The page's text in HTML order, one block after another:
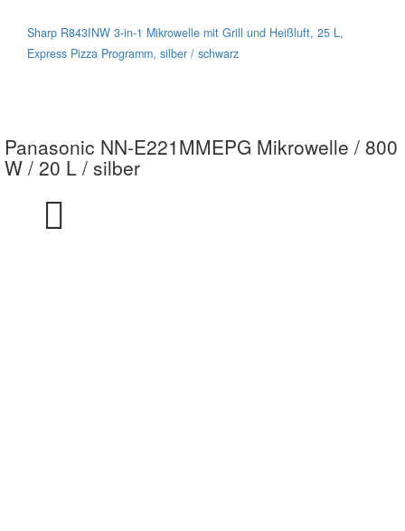
Sharp R843INW 3-in-1 Mikrowelle mit Grill und Heißluft, 25 L,
Express Pizza Programm, silber / schwarz
Panasonic NN-E221MMEPG Mikrowelle / 800
W / 20 L / silber